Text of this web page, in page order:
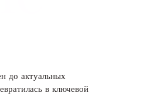
до актуальных
в ключевой